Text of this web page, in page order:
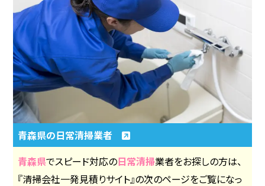
青森県の日常清掃業者
青森県でスピード対応の日常清掃業者をお探しの方は、
『清掃会社一発見積りサイト』の次のページをご覧になっ